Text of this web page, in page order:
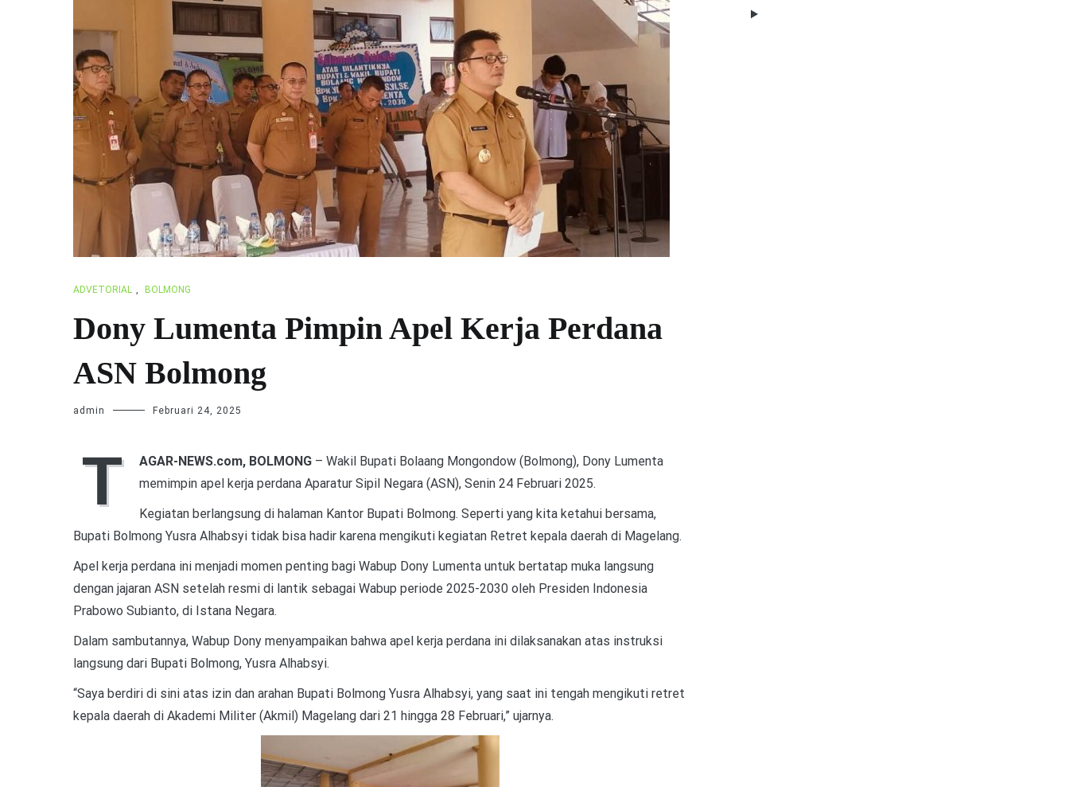
ADVETORIAL , BOLMONG
Dony Lumenta Pimpin Apel Kerja Perdana
ASN Bolmong
admin Februari 24, 2025
T AGAR-NEWS.com, BOLMONG – Wakil Bupati Bolaang Mongondow (Bolmong), Dony Lumenta
memimpin apel kerja perdana Aparatur Sipil Negara (ASN), Senin 24 Februari 2025.
Kegiatan berlangsung di halaman Kantor Bupati Bolmong. Seperti yang kita ketahui bersama,
Bupati Bolmong Yusra Alhabsyi tidak bisa hadir karena mengikuti kegiatan Retret kepala daerah di Magelang.
Apel kerja perdana ini menjadi momen penting bagi Wabup Dony Lumenta untuk bertatap muka langsung
dengan jajaran ASN setelah resmi di lantik sebagai Wabup periode 2025-2030 oleh Presiden Indonesia
Prabowo Subianto, di Istana Negara.
Dalam sambutannya, Wabup Dony menyampaikan bahwa apel kerja perdana ini dilaksanakan atas instruksi
langsung dari Bupati Bolmong, Yusra Alhabsyi.
“Saya berdiri di sini atas izin dan arahan Bupati Bolmong Yusra Alhabsyi, yang saat ini tengah mengikuti retret
kepala daerah di Akademi Militer (Akmil) Magelang dari 21 hingga 28 Februari,” ujarnya.